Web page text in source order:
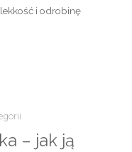
i odrobinę
– jak ją